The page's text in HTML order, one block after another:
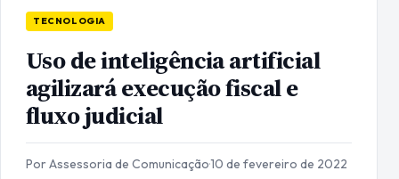
TECNOLOGIA
Uso de inteligência artificial
agilizará execução fiscal e
fluxo judicial
Por Assessoria de Comunicação·10 de fevereiro de 2022